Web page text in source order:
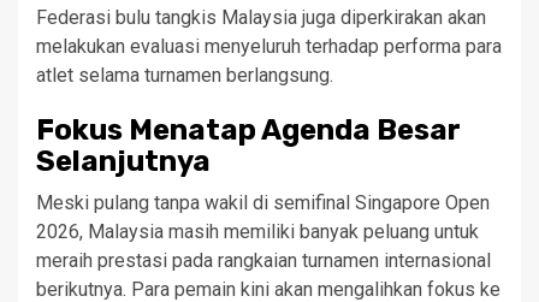
Federasi bulu tangkis Malaysia juga diperkirakan akan
melakukan evaluasi menyeluruh terhadap performa para
atlet selama turnamen berlangsung.
Fokus Menatap Agenda Besar
Selanjutnya
Meski pulang tanpa wakil di semifinal Singapore Open
2026, Malaysia masih memiliki banyak peluang untuk
meraih prestasi pada rangkaian turnamen internasional
berikutnya. Para pemain kini akan mengalihkan fokus ke